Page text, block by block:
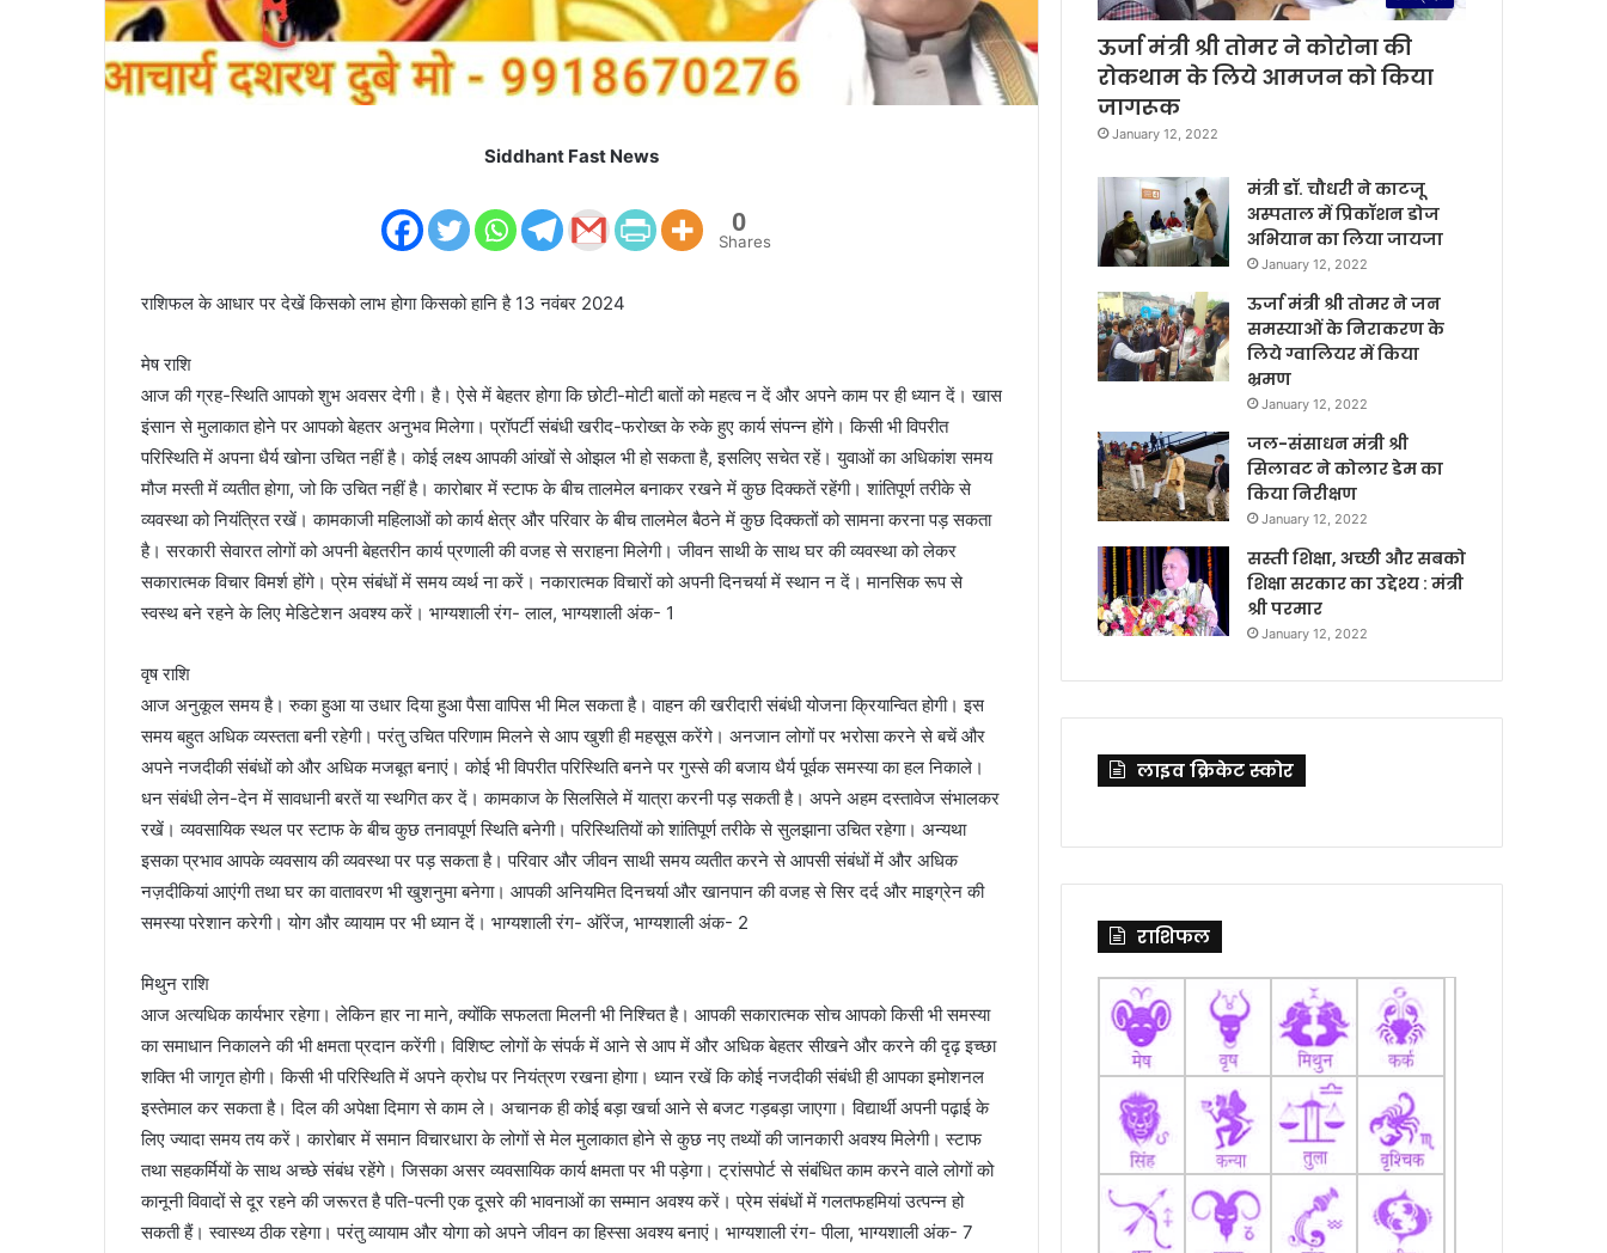
Siddhant Fast News
0
Shares
राशिफल के आधार पर देखें किसको लाभ होगा किसको हानि है 13 नवंबर 2024
मेष राशि
आज की ग्रह-स्थिति आपको शुभ अवसर देगी। है। ऐसे में बेहतर होगा कि छोटी-मोटी बातों को महत्व न दें और अपने काम पर ही ध्यान दें। खास
इंसान से मुलाकात होने पर आपको बेहतर अनुभव मिलेगा। प्रॉपर्टी संबंधी खरीद-फरोख्त के रुके हुए कार्य संपन्न होंगे। किसी भी विपरीत
परिस्थिति में अपना धैर्य खोना उचित नहीं है। कोई लक्ष्य आपकी आंखों से ओझल भी हो सकता है, इसलिए सचेत रहें। युवाओं का अधिकांश समय
मौज मस्ती में व्यतीत होगा, जो कि उचित नहीं है। कारोबार में स्टाफ के बीच तालमेल बनाकर रखने में कुछ दिक्कतें रहेंगी। शांतिपूर्ण तरीके से
व्यवस्था को नियंत्रित रखें। कामकाजी महिलाओं को कार्य क्षेत्र और परिवार के बीच तालमेल बैठने में कुछ दिक्कतों को सामना करना पड़ सकता
है। सरकारी सेवारत लोगों को अपनी बेहतरीन कार्य प्रणाली की वजह से सराहना मिलेगी। जीवन साथी के साथ घर की व्यवस्था को लेकर
सकारात्मक विचार विमर्श होंगे। प्रेम संबंधों में समय व्यर्थ ना करें। नकारात्मक विचारों को अपनी दिनचर्या में स्थान न दें। मानसिक रूप से
स्वस्थ बने रहने के लिए मेडिटेशन अवश्य करें। भाग्यशाली रंग- लाल, भाग्यशाली अंक- 1
वृष राशि
आज अनुकूल समय है। रुका हुआ या उधार दिया हुआ पैसा वापिस भी मिल सकता है। वाहन की खरीदारी संबंधी योजना क्रियान्वित होगी। इस
समय बहुत अधिक व्यस्तता बनी रहेगी। परंतु उचित परिणाम मिलने से आप खुशी ही महसूस करेंगे। अनजान लोगों पर भरोसा करने से बचें और
अपने नजदीकी संबंधों को और अधिक मजबूत बनाएं। कोई भी विपरीत परिस्थिति बनने पर गुस्से की बजाय धैर्य पूर्वक समस्या का हल निकाले।
धन संबंधी लेन-देन में सावधानी बरतें या स्थगित कर दें। कामकाज के सिलसिले में यात्रा करनी पड़ सकती है। अपने अहम दस्तावेज संभालकर
रखें। व्यवसायिक स्थल पर स्टाफ के बीच कुछ तनावपूर्ण स्थिति बनेगी। परिस्थितियों को शांतिपूर्ण तरीके से सुलझाना उचित रहेगा। अन्यथा
इसका प्रभाव आपके व्यवसाय की व्यवस्था पर पड़ सकता है। परिवार और जीवन साथी समय व्यतीत करने से आपसी संबंधों में और अधिक
नज़दीकियां आएंगी तथा घर का वातावरण भी खुशनुमा बनेगा। आपकी अनियमित दिनचर्या और खानपान की वजह से सिर दर्द और माइग्रेन की
समस्या परेशान करेगी। योग और व्यायाम पर भी ध्यान दें। भाग्यशाली रंग- ऑरेंज, भाग्यशाली अंक- 2
मिथुन राशि
आज अत्यधिक कार्यभार रहेगा। लेकिन हार ना माने, क्योंकि सफलता मिलनी भी निश्चित है। आपकी सकारात्मक सोच आपको किसी भी समस्या
का समाधान निकालने की भी क्षमता प्रदान करेंगी। विशिष्ट लोगों के संपर्क में आने से आप में और अधिक बेहतर सीखने और करने की दृढ़ इच्छा
शक्ति भी जागृत होगी। किसी भी परिस्थिति में अपने क्रोध पर नियंत्रण रखना होगा। ध्यान रखें कि कोई नजदीकी संबंधी ही आपका इमोशनल
इस्तेमाल कर सकता है। दिल की अपेक्षा दिमाग से काम ले। अचानक ही कोई बड़ा खर्चा आने से बजट गड़बड़ा जाएगा। विद्यार्थी अपनी पढ़ाई के
लिए ज्यादा समय तय करें। कारोबार में समान विचारधारा के लोगों से मेल मुलाकात होने से कुछ नए तथ्यों की जानकारी अवश्य मिलेगी। स्टाफ
तथा सहकर्मियों के साथ अच्छे संबंध रहेंगे। जिसका असर व्यवसायिक कार्य क्षमता पर भी पड़ेगा। ट्रांसपोर्ट से संबंधित काम करने वाले लोगों को
कानूनी विवादों से दूर रहने की जरूरत है पति-पत्नी एक दूसरे की भावनाओं का सम्मान अवश्य करें। प्रेम संबंधों में गलतफहमियां उत्पन्न हो
सकती हैं। स्वास्थ्य ठीक रहेगा। परंतु व्यायाम और योगा को अपने जीवन का हिस्सा अवश्य बनाएं। भाग्यशाली रंग- पीला, भाग्यशाली अंक- 7
ऊर्जा मंत्री श्री तोमर ने कोरोना की
रोकथाम के लिये आमजन को किया
जागरूक
January 12, 2022
मंत्री डॉ. चौधरी ने काटजू
अस्पताल में प्रिकॉशन डोज
अभियान का लिया जायजा
January 12, 2022
ऊर्जा मंत्री श्री तोमर ने जन
समस्याओं के निराकरण के
लिये ग्वालियर में किया
भ्रमण
January 12, 2022
जल-संसाधन मंत्री श्री
सिलावट ने कोलार डेम का
किया निरीक्षण
January 12, 2022
सस्ती शिक्षा, अच्छी और सबको
शिक्षा सरकार का उद्देश्य : मंत्री
श्री परमार
January 12, 2022
लाइव क्रिकेट स्कोर
राशिफल